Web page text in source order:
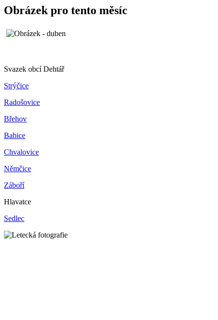
Obrázek pro tento měsíc
Svazek obcí Dehtář
Strýčice
Radošovice
Břehov
Babice
Chvalovice
Němčice
Záboří
Hlavatce
Sedlec